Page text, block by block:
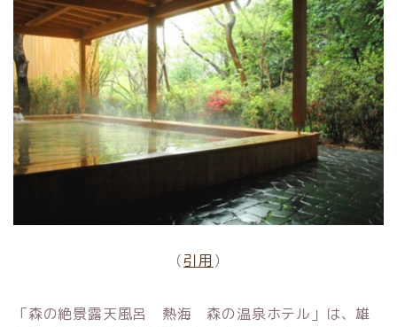
（引用 ）
「森の絶景露天風呂 熱海 森の温泉ホテル」は、雄